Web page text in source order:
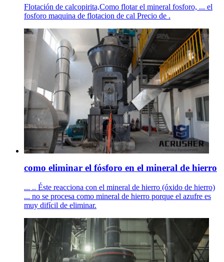
Flotación de calcopirita,Como flotar el mineral fosforo, ... el
fosforo maquina de flotacion de cal Precio de .
como eliminar el fósforo en el mineral de hierro
... .. Éste reacciona con el mineral de hierro (óxido de hierro)
... no se procesa como mineral de hierro porque el azufre es
muy difícil de eliminar.